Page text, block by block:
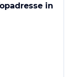
in